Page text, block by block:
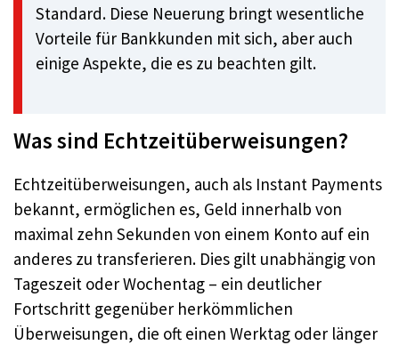
Standard. Diese Neuerung bringt wesentliche
Vorteile für Bankkunden mit sich, aber auch
einige Aspekte, die es zu beachten gilt.
Was sind Echtzeitüberweisungen?
Echtzeitüberweisungen, auch als Instant Payments
bekannt, ermöglichen es, Geld innerhalb von
maximal zehn Sekunden von einem Konto auf ein
anderes zu transferieren. Dies gilt unabhängig von
Tageszeit oder Wochentag – ein deutlicher
Fortschritt gegenüber herkömmlichen
Überweisungen, die oft einen Werktag oder länger